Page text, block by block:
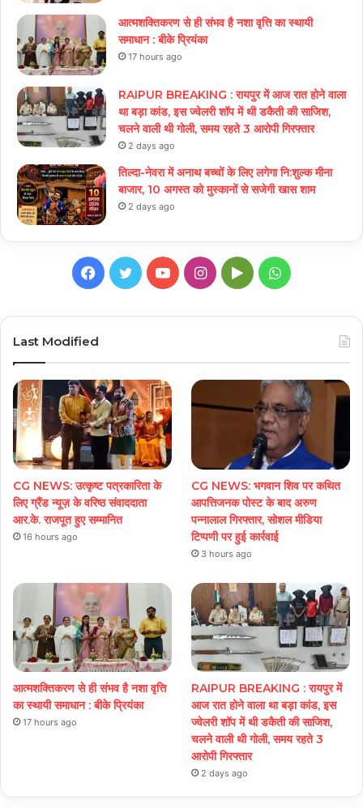
आत्मशक्तिकरण से ही संभव है नशा वृत्ति का स्थायी
समाधान : बीके प्रियंका
17 hours ago
RAIPUR BREAKING : रायपुर में आज रात होने वाला
था बड़ा कांड, इस ज्वेलरी शॉप में थी डकैती की साजिश,
चलने वाली थी गोली, समय रहते 3 आरोपी गिरफ्तार
2 days ago
तिल्दा-नेवरा में अनाथ बच्चों के लिए लगेगा नि:शुल्क मीना
बाजार, 10 अगस्त को मुस्कानों से सजेगी खास शाम
2 days ago
Facebook
TwitterYouTubeInstagram
GoogleWhatsApp
Last Modified
CG NEWS: उत्कृष्ट पत्रकारिता के
लिए ग्रैंड न्यूज़ के वरिष्ठ संवाददाता
आर.के. राजपूत हुए सम्मानित
16 hours ago
CG NEWS: भगवान शिव पर कथित
आपत्तिजनक पोस्ट के बाद अरुण
पन्नालाल गिरफ्तार, सोशल मीडिया
टिप्पणी पर हुई कार्रवाई
3 hours ago
आत्मशक्तिकरण से ही संभव है नशा वृत्ति
का स्थायी समाधान : बीके प्रियंका
17 hours ago
RAIPUR BREAKING : रायपुर में
आज रात होने वाला था बड़ा कांड, इस
ज्वेलरी शॉप में थी डकैती की साजिश,
चलने वाली थी गोली, समय रहते 3
आरोपी गिरफ्तार
2 days ago